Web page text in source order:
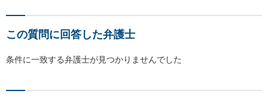
この質問に回答した弁護士
条件に一致する弁護士が見つかりませんでした